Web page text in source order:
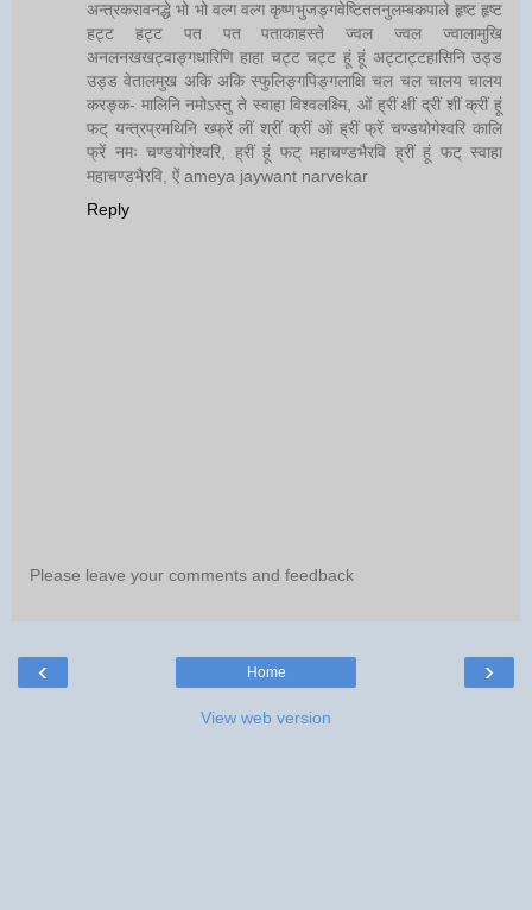
अन्त्रकरावनद्धे भो भो वल्ग वल्ग कृष्णभुजङ्गवेष्टिततनुलम्बकपाले हृष्ट हृष्ट
हट्ट हट्ट पत पत पताकाहस्ते ज्वल ज्वल ज्वालामुखि
अनलनखखट्वाङ्गधारिणि हाहा चट्ट चट्ट हूं हूं अट्टाट्टहासिनि उड्ड
उड्ड वेतालमुख अकि अकि स्फुलिङ्गपिङ्गलाक्षि चल चल चालय चालय
करङ्क- मालिनि नमोऽस्तु ते स्वाहा विश्वलक्ष्मि, ओं ह्रीं क्षीं द्रीं शीं क्रीं हूं
फट् यन्त्रप्रमथिनि ख्फ्रें लीं श्रीं क्रीं ओं ह्रीं फ्रें चण्डयोगेश्वरि कालि
फ्रें नमः चण्डयोगेश्वरि, ह्रीं हूं फट् महाचण्डभैरवि ह्रीं हूं फट् स्वाहा
महाचण्डभैरवि, ऐं ameya jaywant narvekar
Reply
Please leave your comments and feedback
‹ ›
Home
View web version